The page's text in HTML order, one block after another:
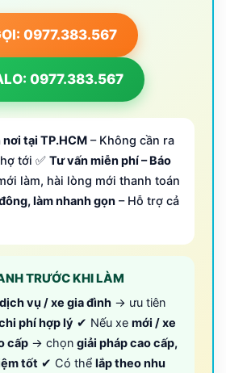
0977.383.567
0977.383.567
nơi tại TP.HCM – Không cần ra
tới ✅ Tư vấn miễn phí – Báo
làm, hài lòng mới thanh toán
làm nhanh gọn – Hỗ trợ cả
TRƯỚC KHI LÀM
vụ / xe gia đình → ưu tiên
phí hợp lý ✔ Nếu xe mới / xe
cấp → chọn giải pháp cao cấp,
tốt ✔ Có thể lắp theo nhu